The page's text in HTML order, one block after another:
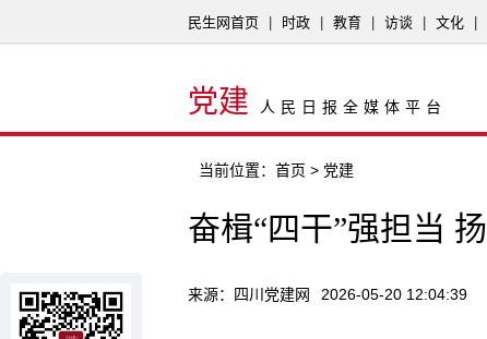
民生网首页 时政 教育 访谈 文化
党建 人民日报全媒体平台
当前位置： 首页 > 党建
奋楫“四干”强担当
来源：四川党建网 2026-05-20 12:04:39